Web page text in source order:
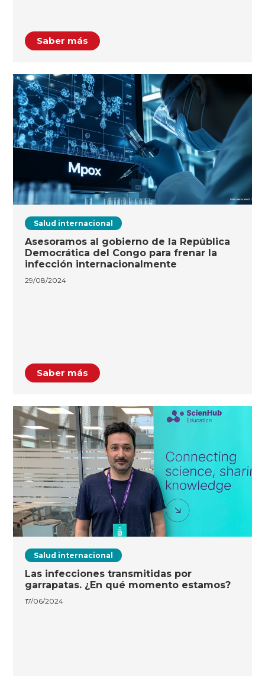
Saber más
Salud internacional
Asesoramos al gobierno de la República
Democrática del Congo para frenar la
infección internacionalmente
29/08/2024
Saber más
Salud internacional
Las infecciones transmitidas por
garrapatas. ¿En qué momento estamos?
17/06/2024